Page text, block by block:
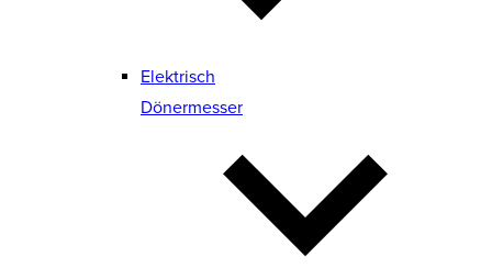
Elektrisch
Dönermesser